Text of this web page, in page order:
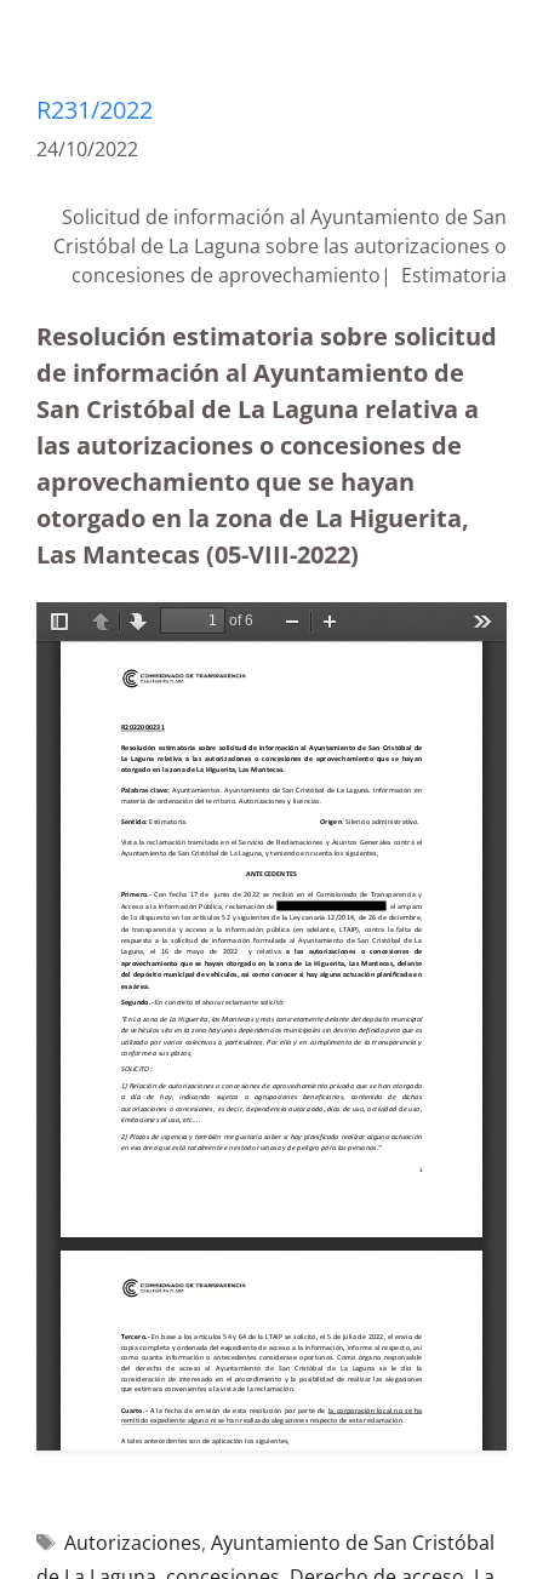
R231/2022
24/10/2022
Solicitud de información al Ayuntamiento de San
Cristóbal de La Laguna sobre las autorizaciones o
concesiones de aprovechamiento| Estimatoria
Resolución estimatoria sobre solicitud
de información al Ayuntamiento de
San Cristóbal de La Laguna relativa a
las autorizaciones o concesiones de
aprovechamiento que se hayan
otorgado en la zona de La Higuerita,
Las Mantecas (05-VIII-2022)
Autorizaciones, Ayuntamiento de San Cristóbal